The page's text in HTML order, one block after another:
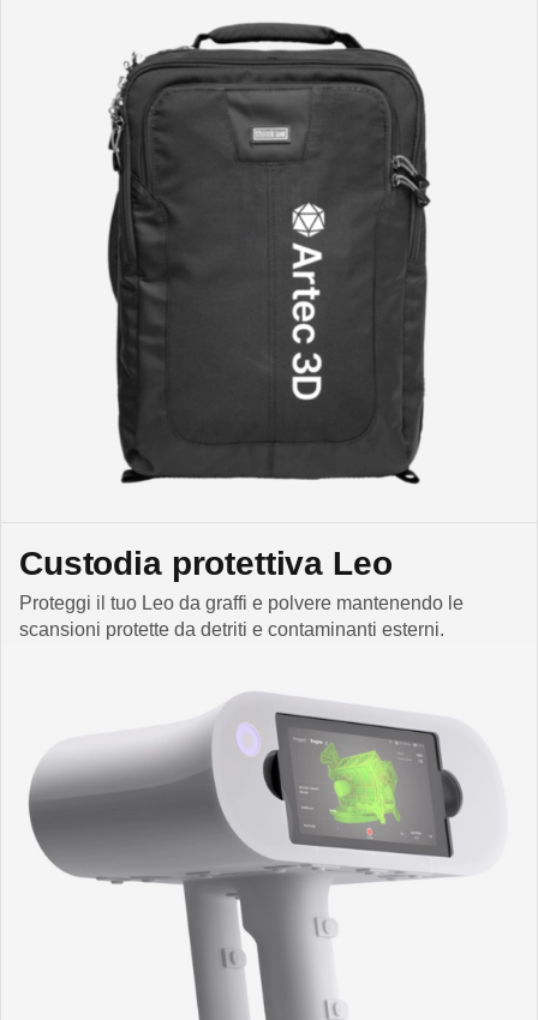
Custodia protettiva Leo
Proteggi il tuo Leo da graffi e polvere mantenendo le
scansioni protette da detriti e contaminanti esterni.